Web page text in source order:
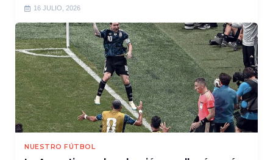
16 JULIO, 2026
NUESTRO FÚTBOL